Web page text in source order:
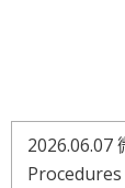
2026.06.07